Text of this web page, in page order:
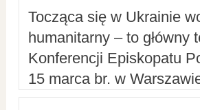
Tocząca się w Ukrainie
humanitarny – to główny
Konferencji Episkopatu
15 marca br. w